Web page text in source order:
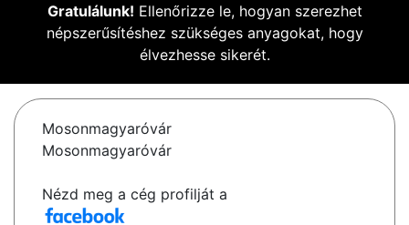
Gratulálunk! Ellenőrizze le, hogyan szerezhet
népszerűsítéshez szükséges anyagokat, hogy
élvezhesse sikerét.
Mosonmagyaróvár
Mosonmagyaróvár
Nézd meg a cég profilját a